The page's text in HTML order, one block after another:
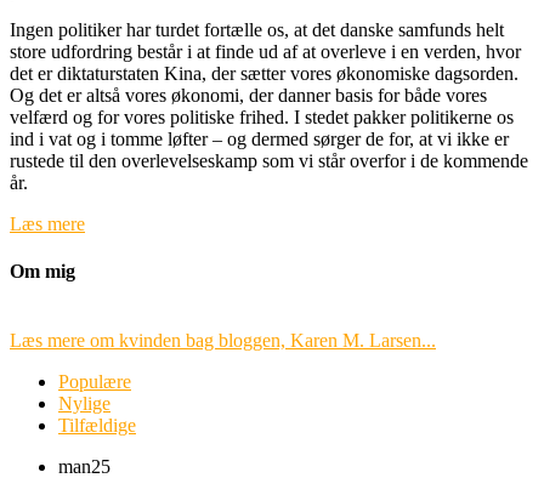
Ingen politiker har turdet fortælle os, at det danske samfunds helt
store udfordring består i at finde ud af at overleve i en verden, hvor
det er diktaturstaten Kina, der sætter vores økonomiske dagsorden.
Og det er altså vores økonomi, der danner basis for både vores
velfærd og for vores politiske frihed. I stedet pakker politikerne os
ind i vat og i tomme løfter – og dermed sørger de for, at vi ikke er
rustede til den overlevelseskamp som vi står overfor i de kommende
år.
Læs mere
Om mig
Læs mere om kvinden bag bloggen, Karen M. Larsen...
Populære
Nylige
Tilfældige
man25